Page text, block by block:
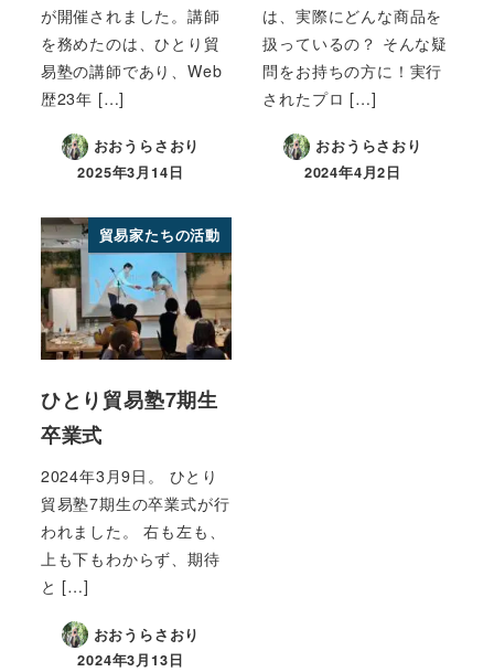
が開催されました。講師
を務めたのは、ひとり貿
易塾の講師であり、Web
歴23年 […]
おおうらさおり
2025年3月14日
は、実際にどんな商品を
扱っているの？ そんな疑
問をお持ちの方に！実行
されたプロ […]
おおうらさおり
2024年4月2日
貿易家たちの活動
ひとり貿易塾7期生
卒業式
2024年3月9日。 ひとり
貿易塾7期生の卒業式が行
われました。 右も左も、
上も下もわからず、期待
と […]
おおうらさおり
2024年3月13日